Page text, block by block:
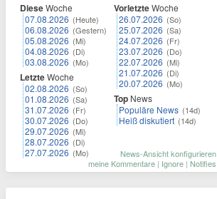
DieseWoche
07.08.2026 (Heute)
06.08.2026 (Gestern)
05.08.2026 (Mi)
04.08.2026 (Di)
03.08.2026 (Mo)
LetzteWoche
02.08.2026 (So)
01.08.2026 (Sa)
31.07.2026 (Fr)
30.07.2026 (Do)
29.07.2026 (Mi)
28.07.2026 (Di)
27.07.2026 (Mo)
VorletzteWoche
26.07.2026 (So)
25.07.2026 (Sa)
24.07.2026 (Fr)
23.07.2026 (Do)
22.07.2026 (Mi)
21.07.2026 (Di)
20.07.2026 (Mo)
Top News
Populäre News (14d)
Heiß diskutiert (14d)
News-Ansicht konfigurieren
meine Kommentare | Ignore | Notifies